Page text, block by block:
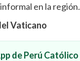
en la región.
Vaticano
de Perú Católico